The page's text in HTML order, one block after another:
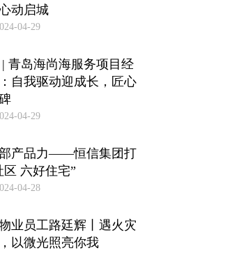
动启城
04-29
青岛海尚海服务项目经
自我驱动迎成长，匠心
04-29
产品力——恒信集团打
区 六好住宅”
04-28
业员工路廷辉丨遇火灾
以微光照亮你我